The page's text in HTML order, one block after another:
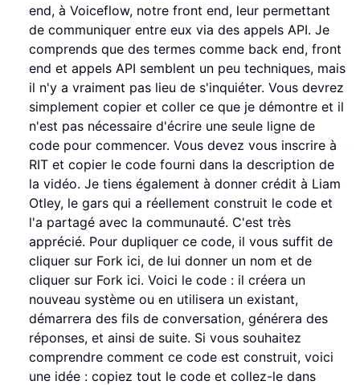
end, à Voiceflow, notre front end, leur permettant
de communiquer entre eux via des appels API. Je
comprends que des termes comme back end, front
end et appels API semblent un peu techniques, mais
il n'y a vraiment pas lieu de s'inquiéter. Vous devrez
simplement copier et coller ce que je démontre et il
n'est pas nécessaire d'écrire une seule ligne de
code pour commencer. Vous devez vous inscrire à
RIT et copier le code fourni dans la description de
la vidéo. Je tiens également à donner crédit à Liam
Otley, le gars qui a réellement construit le code et
l'a partagé avec la communauté. C'est très
apprécié. Pour dupliquer ce code, il vous suffit de
cliquer sur Fork ici, de lui donner un nom et de
cliquer sur Fork ici. Voici le code : il créera un
nouveau système ou en utilisera un existant,
démarrera des fils de conversation, générera des
réponses, et ainsi de suite. Si vous souhaitez
comprendre comment ce code est construit, voici
une idée : copiez tout le code et collez-le dans